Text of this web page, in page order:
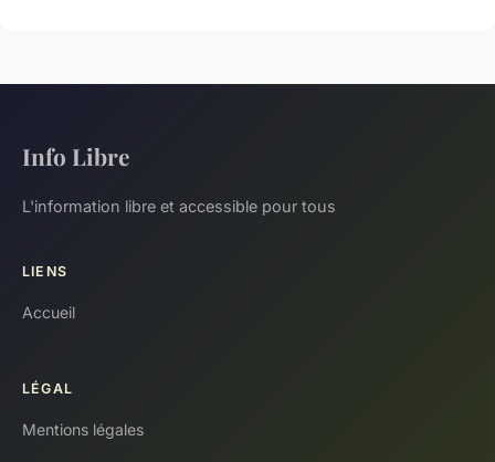
Info Libre
L'information libre et accessible pour tous
LIENS
Accueil
LÉGAL
Mentions légales